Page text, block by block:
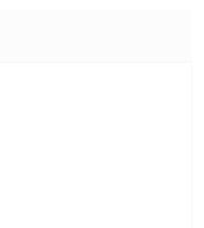
5 hvězdiček.